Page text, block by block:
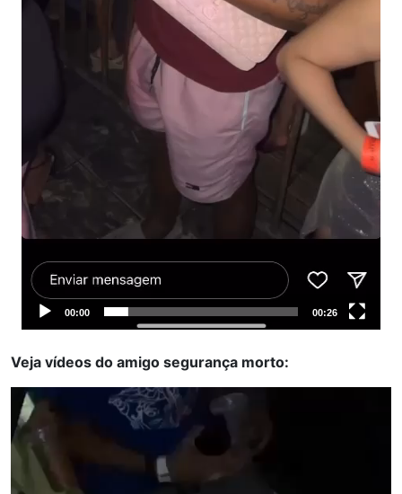
00:00 00:26
Veja vídeos do amigo segurança morto:
Tocador
de
vídeo